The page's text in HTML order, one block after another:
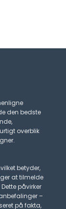
den bedste
overblik
betyder,
at tilmelde
påvirker
–
på fakta,